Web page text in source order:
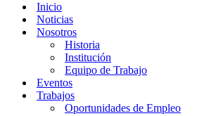
Inicio
Noticias
Nosotros
Historia
Institución
Equipo de Trabajo
Eventos
Trabajos
Oportunidades de Empleo